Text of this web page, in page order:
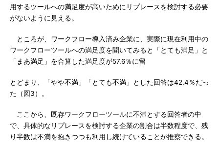
用するツールへの満足度が高いためにリプレースを検討する必要
がないように見える。
ところが、ワークフロー導入済み企業に、実際に現在利用中の
ワークフローツールへの満足度を聞いてみると「とても満足」と
「まあ満足」を合算した満足度が57.6％に留
とどまり、「やや不満」「とても不満」とした回答は42.4％だっ
た（図3）。
ここから、既存ワークフローツールに不満とする回答者の中
で、具体的なリプレースを検討する企業の割合は半数程度で、残
り半数は不満を抱きつつも利用し続けていることが推察できる。